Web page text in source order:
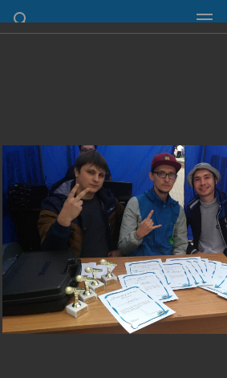
Красный проспект, 34